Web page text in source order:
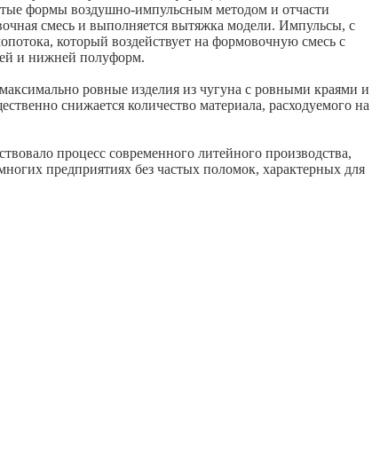
формы воздушно-импульсным методом и отчасти
смесь и выполняется вытяжка модели. Импульсы, с
который воздействует на формовочную смесь с
и нижней полуформ.
ровные изделия из чугуна с ровными краями и
снижается количество материала, расходуемого на
процесс современного литейного производства,
предприятиях без частых поломок, характерных для